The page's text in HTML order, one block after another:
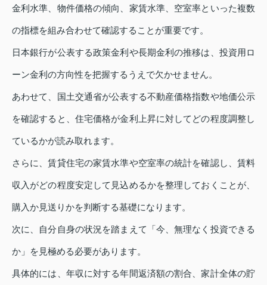
金利水準、物件価格の傾向、家賃水準、空室率といった複数
の指標を組み合わせて確認することが重要です。
日本銀行が公表する政策金利や長期金利の推移は、投資用ロ
ーン金利の方向性を把握するうえで欠かせません。
あわせて、国土交通省が公表する不動産価格指数や地価公示
を確認すると、住宅価格が金利上昇に対してどの程度調整し
ているかが読み取れます。
さらに、賃貸住宅の家賃水準や空室率の統計を確認し、賃料
収入がどの程度安定して見込めるかを整理しておくことが、
購入か見送りかを判断する基礎になります。
次に、自分自身の状況を踏まえて「今、無理なく投資できる
か」を見極める必要があります。
具体的には、年収に対する年間返済額の割合、家計全体の貯